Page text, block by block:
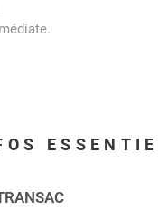
Valeurs